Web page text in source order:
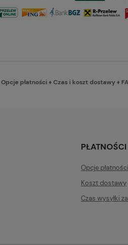
Opcje płatności♦Czas i koszt dostawy♦
Opcje płatności
Koszt dostawy
Czas wysyłki